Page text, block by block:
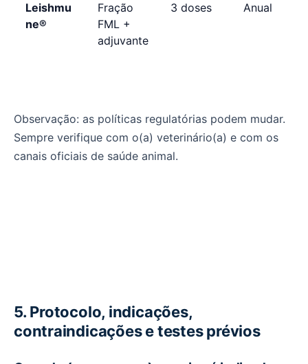
Leishmu
ne®
Fração
FML +
adjuvante
3 doses Anual
Observação: as políticas regulatórias podem mudar.
Sempre verifique com o(a) veterinário(a) e com os
canais oficiais de saúde animal.
5. Protocolo, indicações,
contraindicações e testes prévios